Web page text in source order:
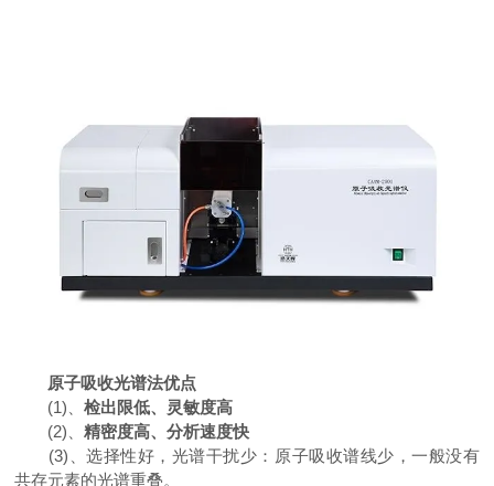
原子吸收光谱法优点
(1)、检出限低、灵敏度高
(2)、精密度高、分析速度快
(3)、选择性好，光谱干扰少：原子吸收谱线少，一般没有
共存元素的光谱重叠。